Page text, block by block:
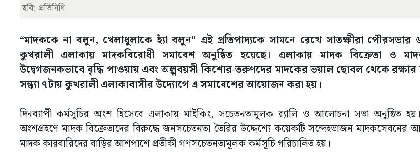
ছবি: প্রতিনিধি
“মাদককে না বলুন, খেলাধুলাকে হ্যাঁ বলুন” এই প্রতিপাদ্যকে সামনে রেখে সাতক্ষীরা পৌরসভার
কুখরালী এলাকায় মাদকবিরোধী সমাবেশ অনুষ্ঠিত হয়েছে। এলাকায় মাদক বিক্রেতা ও
উদ্বেগজনকভাবে বৃদ্ধি পাওয়ায় এবং অল্পবয়সী কিশোর-তরুণদের মাদকের ভয়াল ছোবল থেকে রক্ষার
সন্ধ্যা ৭টায় কুখরালী এলাকাবাসীর উদ্যোগে এ সমাবেশের আয়োজন করা হয়।
দিনব্যাপী কর্মসূচির অংশ হিসেবে এলাকায় মাইকিং, সচেতনতামূলক র‌্যালি ও আলোচনা সভা অনুষ্ঠিত হয়।
অংশগ্রহণে মাদক বিক্রেতাদের বিরুদ্ধে জনসচেতনতা তৈরির উদ্দেশ্যে কয়েকটি সন্দেহভাজন মাদকসেবনের
মাদক কারবারিদের বাড়ির আশপাশে প্রতীকী গণসচেতনতামূলক কর্মসূচি পরিচালিত হয়।